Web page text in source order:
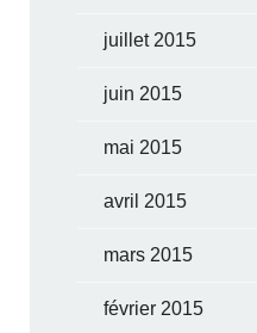
juillet 2015
juin 2015
mai 2015
avril 2015
mars 2015
février 2015